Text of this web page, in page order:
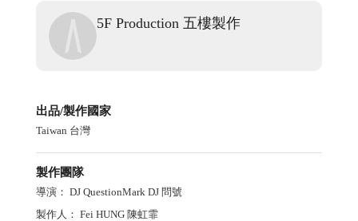
5F Production 五樓製作
出品/製作國家
Taiwan 台灣
製作團隊
導演： DJ QuestionMark DJ 問號
製作人： Fei HUNG 陳虹霏